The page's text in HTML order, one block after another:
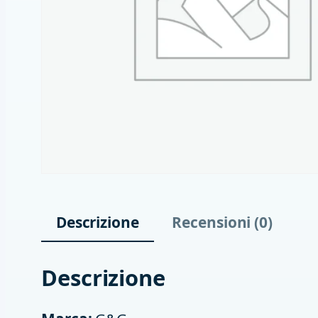
Descrizione Recensioni (0)
Descrizione